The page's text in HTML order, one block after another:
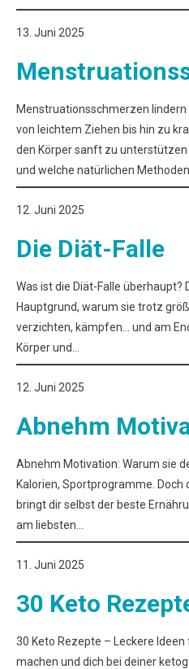
13. Juni 2025
Menstruationsschmerzen
von leichtem Ziehen bis hin zu
den Körper sanft zu
und welche natürlichen
12. Juni 2025
Die Diät-Falle
Was ist die Diät-Falle
Hauptgrund, warum sie trotz
verzichten, kämpfen… und am
Körper und…
12. Juni 2025
Abnehm
Abnehm Motivation: Warum sie
Kalorien, Sportprogramme.
bringt dir selbst der beste
am liebsten…
11. Juni 2025
30 Keto
30 Keto Rezepte – Leckere
machen und dich bei deiner